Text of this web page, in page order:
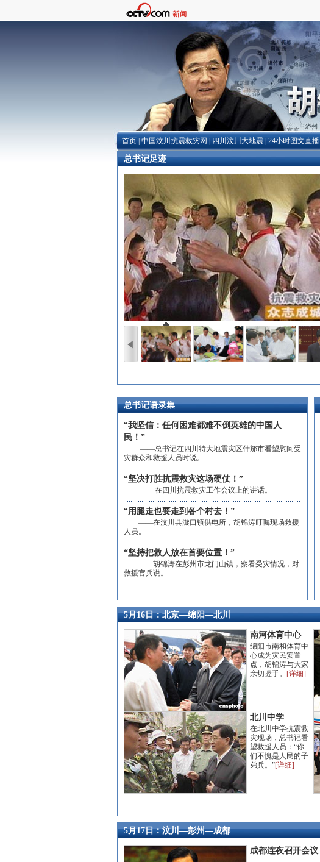
首页 中国汶川抗震救灾网 四川汶川大地震 24小时图文直播
总书记足迹
总书记语录集
“我坚信：任何困难都难不倒英雄的中国人
民！”
——总书记在四川特大地震灾区什邡市看望慰问受
灾群众和救援人员时说。
“坚决打胜抗震救灾这场硬仗！”
——在四川抗震救灾工作会议上的讲话。
“用腿走也要走到各个村去！”
——在汶川县漩口镇供电所，胡锦涛叮嘱现场救援
人员。
“坚持把救人放在首要位置！”
——胡锦涛在彭州市龙门山镇，察看受灾情况，对
救援官兵说。
5月16日：北京—绵阳—北川
南河体育中心
绵阳市南和体育中
心成为灾民安置
点，胡锦涛与大家
亲切握手。 [详细]
北川中学
在北川中学抗震救
灾现场，总书记看
望救援人员：“你
们不愧是人民的子
弟兵。”[详细]
5月17日：汶川—彭州—成都
成都连夜召开会议